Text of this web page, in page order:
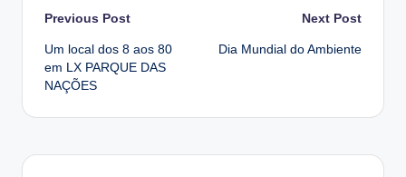
Post
navigation
Previous Post
Um local dos 8 aos 80
em LX PARQUE DAS
NAÇÕES
Next Post
Dia Mundial do Ambiente